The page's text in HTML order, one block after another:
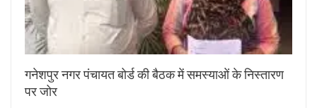
गनेशपुर नगर पंचायत बोर्ड की बैठक में समस्याओं के निस्तारण
पर जोर